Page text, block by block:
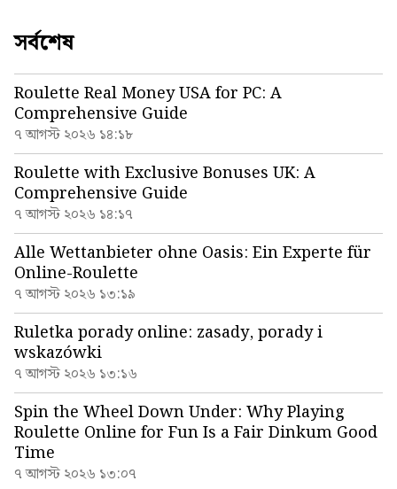
সর্বশেষ
Roulette Real Money USA for PC: A
Comprehensive Guide
৭ আগস্ট ২০২৬ ১৪:১৮
Roulette with Exclusive Bonuses UK: A
Comprehensive Guide
৭ আগস্ট ২০২৬ ১৪:১৭
Alle Wettanbieter ohne Oasis: Ein Experte für
Online-Roulette
৭ আগস্ট ২০২৬ ১৩:১৯
Ruletka porady online: zasady, porady i
wskazówki
৭ আগস্ট ২০২৬ ১৩:১৬
Spin the Wheel Down Under: Why Playing
Roulette Online for Fun Is a Fair Dinkum Good
Time
৭ আগস্ট ২০২৬ ১৩:০৭